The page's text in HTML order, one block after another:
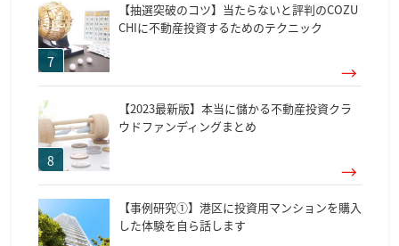
【抽選突破のコツ】当たらないと評判のCOZU
CHIに不動産投資するためのテクニック
【2023最新版】本当に儲かる不動産投資クラ
ウドファンディングまとめ
【事例研究①】港区に投資用マンションを購入
した体験を自ら話します